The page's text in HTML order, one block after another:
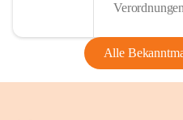
Verordnungen
Alle